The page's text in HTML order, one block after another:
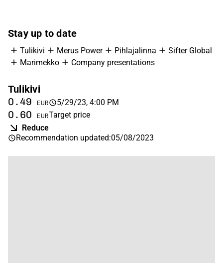
Stay up to date
Tulikivi Merus Power Pihlajalinna
Sifter Global
Marimekko
Company presentations
Tulikivi
0.49 EUR 5/29/23, 4:00 PM
0.60 EURTarget price
Reduce
Recommendation updated:05/08/2023